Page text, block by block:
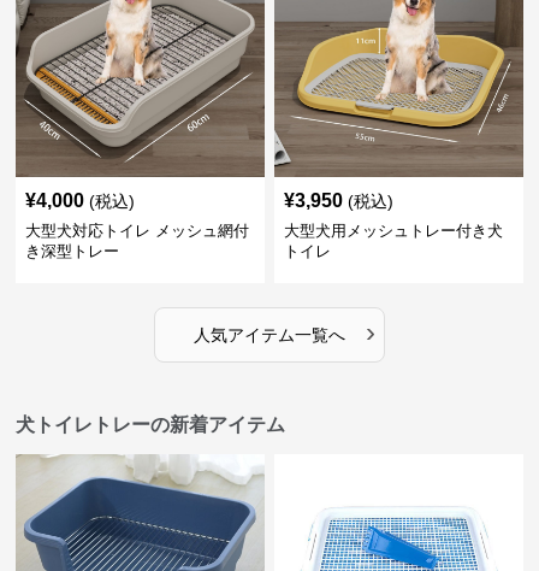
¥4,000 (税込)
大型犬対応トイレ メッシュ網付
き深型トレー
¥3,950 (税込)
大型犬用メッシュトレー付き犬
トイレ
人気アイテム一覧へ ›
犬トイレトレーの新着アイテム